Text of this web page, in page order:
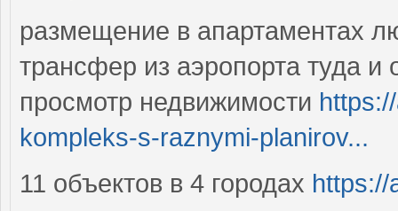
размещение в апартаментах
трансфер из аэропорта туда
просмотр недвижимости
kompleks-s-raznymi-planirov...
11 объектов в 4 городах https://